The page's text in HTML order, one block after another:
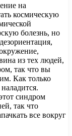
на
космическую
болезнь, но
из тех людей,
так что вы
Как только
синдром
так что
все вокруг